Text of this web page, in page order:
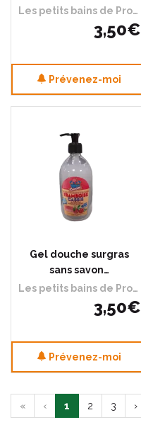
Les petits bains de Provence
3,50€
Prévenez-moi
Gel douche surgras
sans savon…
Les petits bains de Provence
3,50€
Prévenez-moi
« ‹ 1 2 3 ›